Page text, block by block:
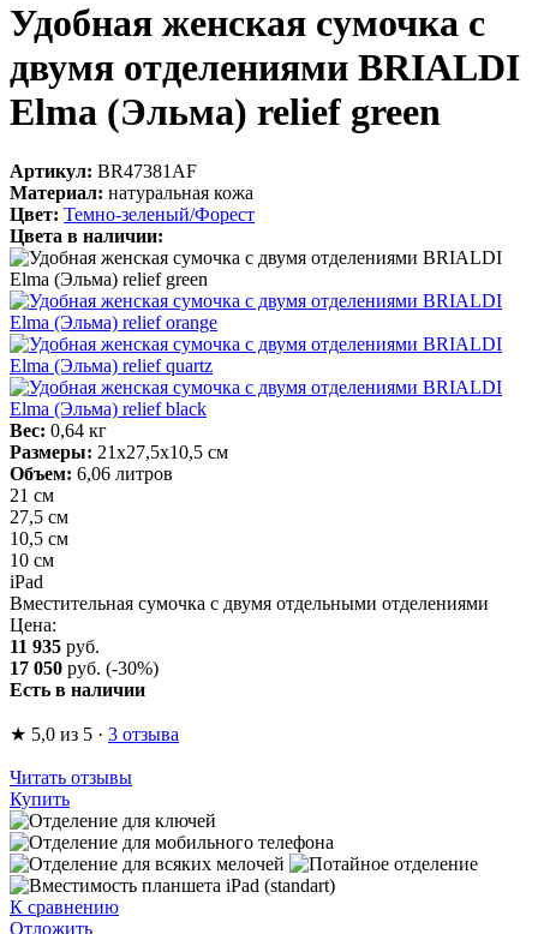
Удобная женская сумочка с
двумя отделениями BRIALDI
Elma (Эльма) relief green
Артикул: BR47381AF
Материал: натуральная кожа
Цвет: Темно-зеленый/Форест
Цвета в наличии:
Вес: 0,64 кг
Размеры: 21х27,5х10,5 см
Объем: 6,06 литров
21 см
27,5 см
10,5 см
10 см
iPad
Вместительная сумочка с двумя отдельными отделениями
Цена:
11 935 руб.
17 050 руб. (-30%)
Есть в наличии
★ 5,0 из 5 · 3 отзыва
Читать отзывы
Купить
К сравнению
Отложить